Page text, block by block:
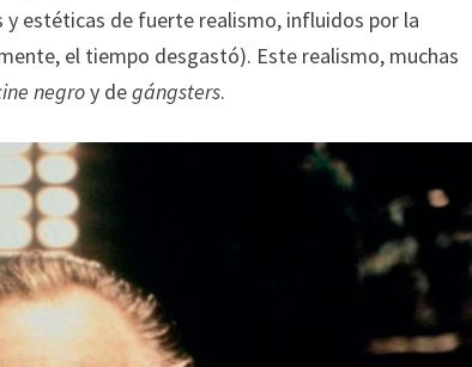
estéticas de fuerte realismo, influidos por la
el tiempo desgastó). Este realismo, muchas
negroy degángsters.